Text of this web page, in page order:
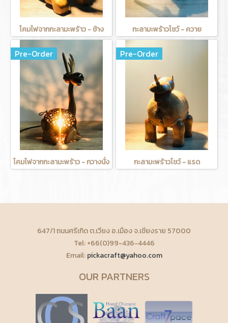
โคมไฟจากกะลามะพร้าว - ช้าง กะลามะพร้าวโชว์ - ควาย
Pre-Order
โคมไฟจากกะลามะพร้าว - กวางนั่ง
Pre-Order
กะลามะพร้าวโชว์ - แรด
647/1 ถนนศรีเกิด ต.เวียง อ.เมือง จ.เชียงราย 57000
Tel: +66(0)99-436-4446
Email:pickacraft@yahoo.com
OUR PARTNERS